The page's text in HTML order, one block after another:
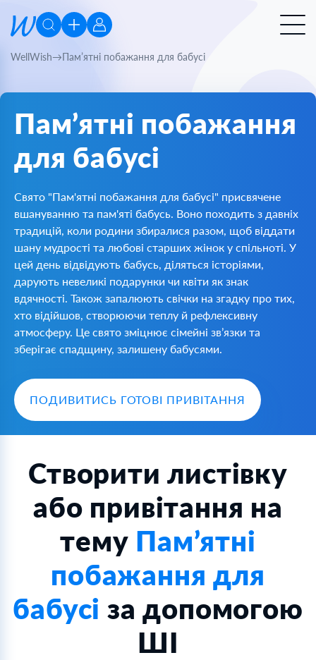
WellWish Пам’ятні побажання для бабусі
Пам’ятні побажання
для бабусі
Свято "Пам'ятні побажання для бабусі" присвячене
вшануванню та пам'яті бабусь. Воно походить з давніх
традицій, коли родини збиралися разом, щоб віддати
шану мудрості та любові старших жінок у спільноті. У
цей день відвідують бабусь, діляться історіями,
дарують невеликі подарунки чи квіти як знак
вдячності. Також запалюють свічки на згадку про тих,
хто відійшов, створюючи теплу й рефлексивну
атмосферу. Це свято зміцнює сімейні зв’язки та
зберігає спадщину, залишену бабусями.
ПОДИВИТИСЬ ГОТОВІ ПРИВІТАННЯ
Створити листівку
або привітання на
тему Пам’ятні
побажання для
бабусі за допомогою
ШІ